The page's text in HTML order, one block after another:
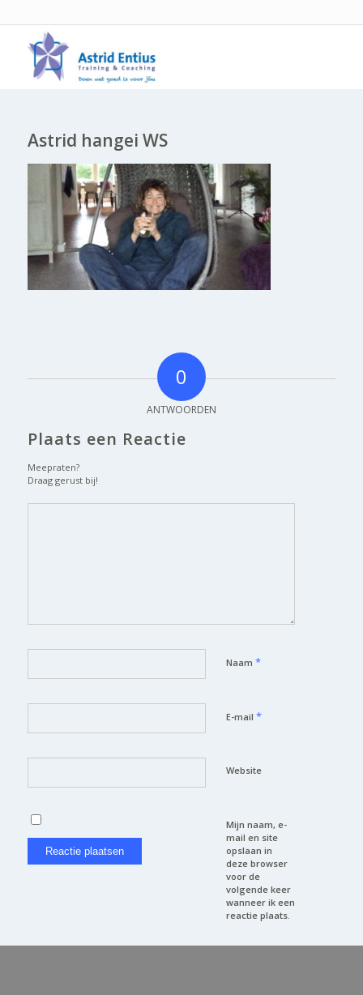
Astrid hangei WS
0
ANTWOORDEN
Plaats een Reactie
Meepraten?
Draag gerust bij!
Naam *
E-mail *
Website
Mijn naam, e-
mail en site
opslaan in
deze browser
voor de
volgende keer
wanneer ik een
reactie plaats.